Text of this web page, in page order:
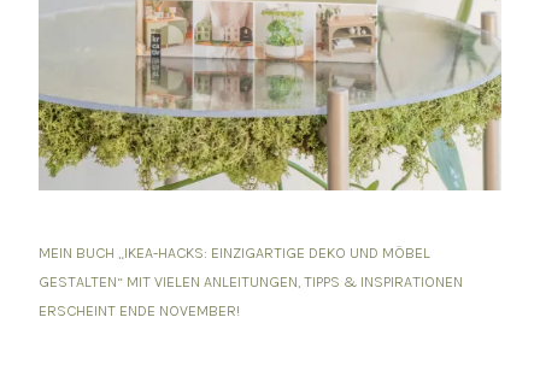
MEIN BUCH „IKEA-HACKS: EINZIGARTIGE DEKO UND MÖBEL
GESTALTEN“ MIT VIELEN ANLEITUNGEN, TIPPS & INSPIRATIONEN
ERSCHEINT ENDE NOVEMBER!